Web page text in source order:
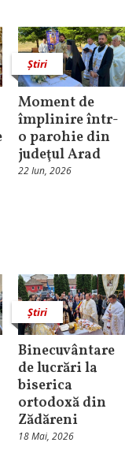
Știri
Moment de
împlinire într-
o parohie din
judeţul Arad
22 Iun, 2026
Știri
Binecuvântare
de lucrări la
biserica
ortodoxă din
Zădăreni
18 Mai, 2026